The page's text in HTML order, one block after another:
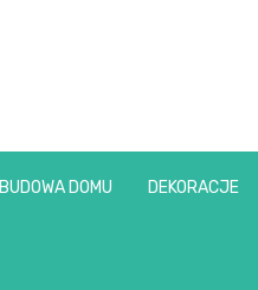
BUDOWA DOMU DEKORACJE